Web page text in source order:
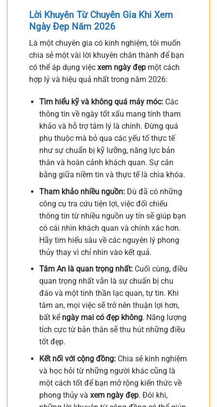
Lời Khuyên Từ Chuyên Gia Khi Xem
Ngày Đẹp Năm 2026
Là một chuyên gia có kinh nghiệm, tôi muốn
chia sẻ một vài lời khuyên chân thành để bạn
có thể áp dụng việc xem ngày đẹp một cách
hợp lý và hiệu quả nhất trong năm 2026:
Tìm hiểu kỹ và không quá máy móc:Các
thông tin về ngày tốt xấu mang tính tham
khảo và hỗ trợ tâm lý là chính. Đừng quá
phụ thuộc mà bỏ qua các yếu tố thực tế
như sự chuẩn bị kỹ lưỡng, năng lực bản
thân và hoàn cảnh khách quan. Sự cân
bằng giữa niềm tin và thực tế là chìa khóa.
Tham khảo nhiều nguồn:Dù đã có những
công cụ tra cứu tiện lợi, việc đối chiếu
thông tin từ nhiều nguồn uy tín sẽ giúp bạn
có cái nhìn khách quan và chính xác hơn.
Hãy tìm hiểu sâu về các nguyên lý phong
thủy thay vì chỉ nhìn vào kết quả.
Tâm An là quan trọng nhất:Cuối cùng, điều
quan trọng nhất vẫn là sự chuẩn bị chu
đáo và một tinh thần lạc quan, tự tin. Khi
tâm an, mọi việc sẽ trở nên thuận lợi hơn,
bất kể ngày mai có đẹp không. Năng lượng
tích cực từ bản thân sẽ thu hút những điều
tốt đẹp.
Kết nối với cộng đồng:Chia sẻ kinh nghiệm
và học hỏi từ những người khác cũng là
một cách tốt để bạn mở rộng kiến thức về
phong thủy và xem ngày đẹp. Đôi khi,